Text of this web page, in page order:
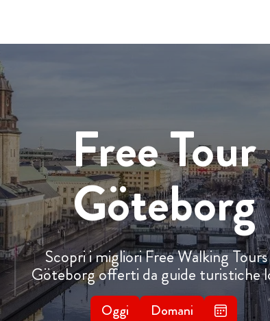
Free Tour
Göteborg
Scopri i migliori Free Walking
Göteborg offerti da guide turistiche
Oggi Domani